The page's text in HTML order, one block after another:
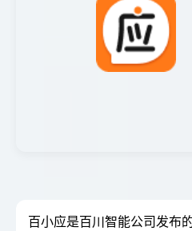
百小应是百川智能公司发布